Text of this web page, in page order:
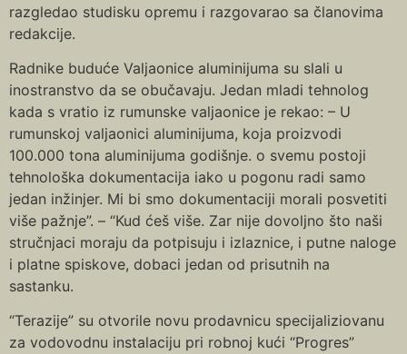
razgledao studisku opremu i razgovarao sa članovima
redakcije.
Radnike buduće Valjaonice aluminijuma su slali u
inostranstvo da se obučavaju. Jedan mladi tehnolog
kada s vratio iz rumunske valjaonice je rekao: – U
rumunskoj valjaonici aluminijuma, koja proizvodi
100.000 tona aluminijuma godišnje. o svemu postoji
tehnološka dokumentacija iako u pogonu radi samo
jedan inžinjer. Mi bi smo dokumentaciji morali posvetiti
više pažnje”. – “Kud ćeš više. Zar nije dovoljno što naši
stručnjaci moraju da potpisuju i izlaznice, i putne naloge
i platne spiskove, dobaci jedan od prisutnih na
sastanku.
“Terazije” su otvorile novu prodavnicu specijaliziovanu
za vodovodnu instalaciju pri robnoj kući “Progres”